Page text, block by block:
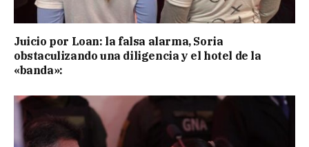
Juicio por Loan: la falsa alarma, Soria
obstaculizando una diligencia y el hotel de la
«banda»: